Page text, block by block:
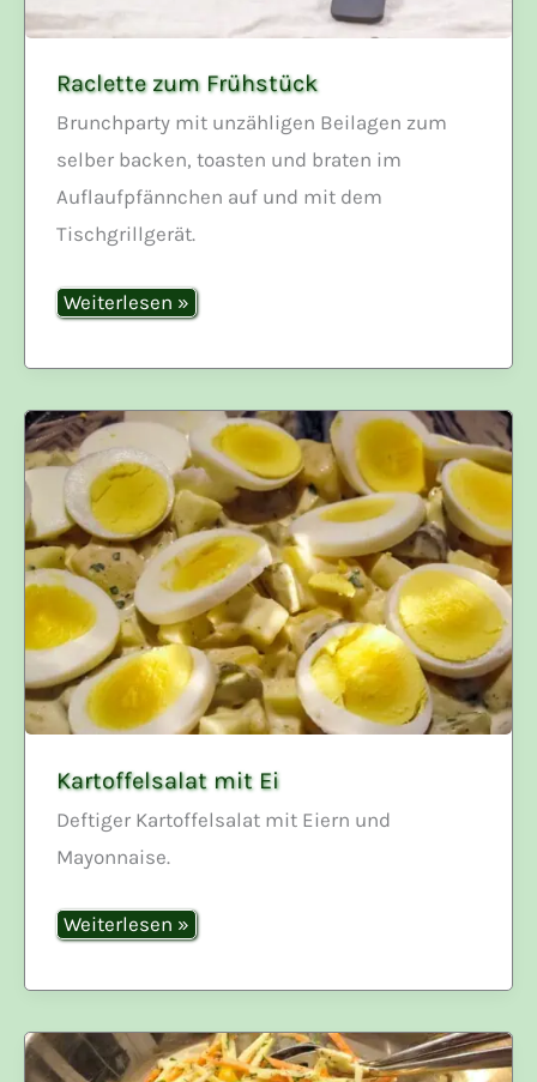
Raclette zum Frühstück
Brunchparty mit unzähligen Beilagen zum
selber backen, toasten und braten im
Auflaufpfännchen auf und mit dem
Tischgrillgerät.
Raclette
zum
Weiterlesen »
Kartoffelsalat mit Ei
Deftiger Kartoffelsalat mit Eiern und
Mayonnaise.
Kartoffelsalat
mit
Weiterlesen »